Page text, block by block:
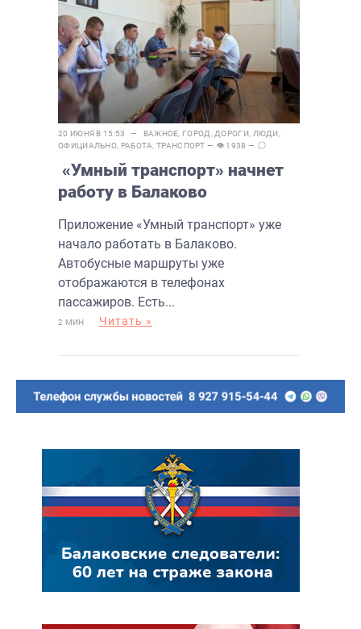
20 ИЮНЯ В 15:53 — ВАЖНОЕ ГОРОД ДОРОГИ, ЛЮДИ
ОФИЦИАЛЬНО РАБОТА ,ТРАНСПОРТ — 👁 1938 —
«Умный транспорт» начнет
работу в Балаково
Приложение «Умный транспорт» уже
начало работать в Балаково.
Автобусные маршруты уже
отображаются в телефонах
пассажиров. Есть...
2 МИН Читать »